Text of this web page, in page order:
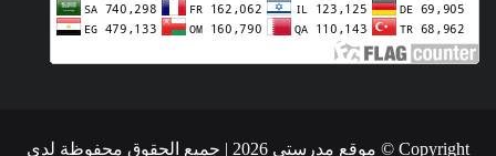
Copyright © موقع مدرستي 2026 | جميع الحقوق محفوظة لدى